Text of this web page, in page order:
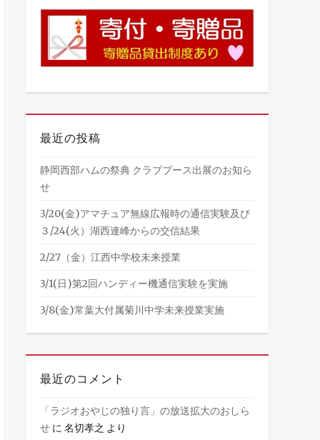
最近の投稿
静岡西部ハムの祭典 クラブブース出展のお知ら
せ
3/20(金)アマチュア無線広報時の通信実験及び
３/24(火）湖西連峰からの交信結果
2/27（金）江西中学校未来授業
3/1(日)第2回ハンディー機通信実験を実施
3/8(金)常葉大付属菊川中学未来授業実施
最近のコメント
「ラジオおやじの独り言」の放送拡大のおしら
せ に 名切孝之 より